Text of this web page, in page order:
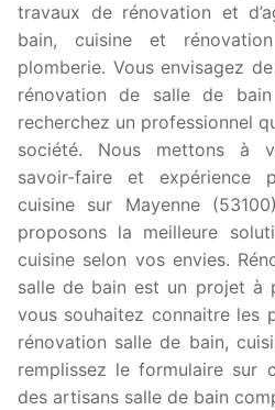
travaux de rénovation et
bain, cuisine et
plomberie. Vous envisagez
rénovation de salle de
recherchez un professionnel
société. Nous mettons à
savoir-faire et expérience
cuisine sur Mayenne
proposons la meilleure
cuisine selon vos envies.
salle de bain est un projet à
vous souhaitez connaitre les
rénovation salle de bain,
remplissez le formulaire sur
des artisans salle de bain